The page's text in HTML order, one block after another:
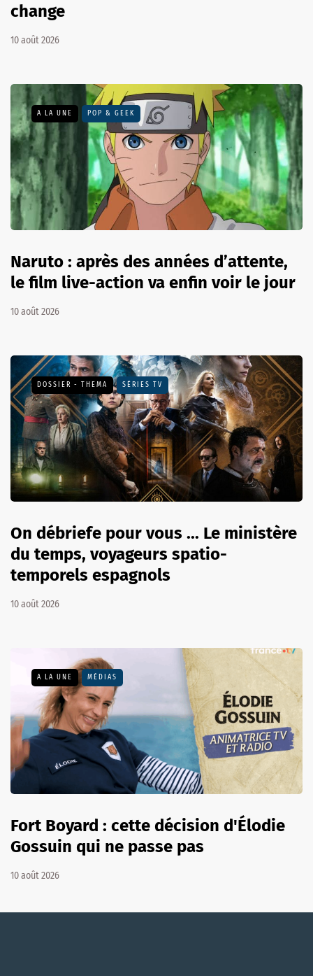
change
10 août 2026
A LA UNE POP & GEEK
Naruto : après des années d’attente,
le film live-action va enfin voir le jour
10 août 2026
DOSSIER - THEMA SÉRIES TV
On débriefe pour vous ... Le ministère
du temps, voyageurs spatio-
temporels espagnols
10 août 2026
A LA UNE MÉDIAS
Fort Boyard : cette décision d'Élodie
Gossuin qui ne passe pas
10 août 2026